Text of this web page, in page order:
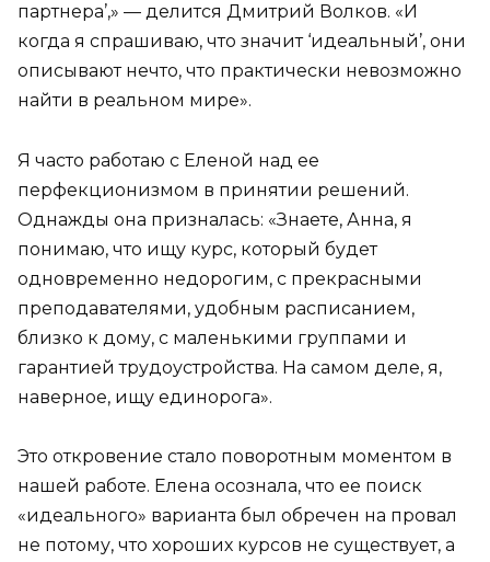
партнера’,» — делится Дмитрий Волков. «И
когда я спрашиваю, что значит ‘идеальный’, они
описывают нечто, что практически невозможно
найти в реальном мире».
Я часто работаю с Еленой над ее
перфекционизмом в принятии решений.
Однажды она призналась: «Знаете, Анна, я
понимаю, что ищу курс, который будет
одновременно недорогим, с прекрасными
преподавателями, удобным расписанием,
близко к дому, с маленькими группами и
гарантией трудоустройства. На самом деле, я,
наверное, ищу единорога».
Это откровение стало поворотным моментом в
нашей работе. Елена осознала, что ее поиск
«идеального» варианта был обречен на провал
не потому, что хороших курсов не существует, а